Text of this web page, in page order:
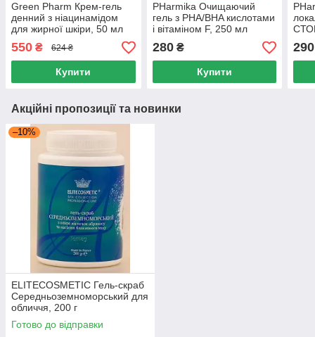
Green Pharm Крем-гель
денний з ніацинамідом
для жирної шкіри, 50 мл
550 ₴ 624 ₴
Купити
PHarmika Очищаючий
гель з PHA/BHA кислотами
і вітаміном F, 250 мл
280₴
Купити
290
Акційні пропозиції та новинки
–10%
ELITECOSMETIC Гель-скраб
Середньоземноморський для
обличчя, 200 г
Готово до відправки